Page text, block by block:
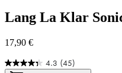
Lang La Klar
17,90 €
4.3 (45)
4.3